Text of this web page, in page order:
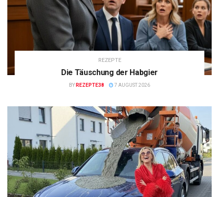
REZEPTE
Die Täuschung der Habgier
BY REZEPTE38 7 AUGUST 2026